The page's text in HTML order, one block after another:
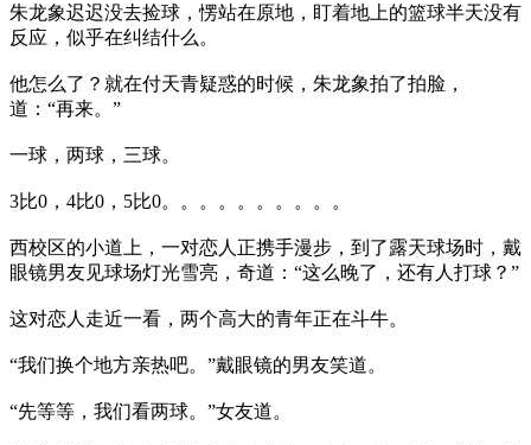
朱龙象迟迟没去捡球，愣站在原地，盯着地上的篮球半天没有
反应，似乎在纠结什么。
他怎么了？就在付天青疑惑的时候，朱龙象拍了拍脸，
道：“再来。”
一球，两球，三球。
3比0，4比0，5比0。。。。。。。。。。
西校区的小道上，一对恋人正携手漫步，到了露天球场时，戴
眼镜男友见球场灯光雪亮，奇道：“这么晚了，还有人打球？”
这对恋人走近一看，两个高大的青年正在斗牛。
“我们换个地方亲热吧。”戴眼镜的男友笑道。
“先等等，我们看两球。”女友道。